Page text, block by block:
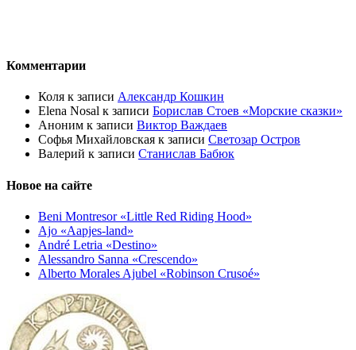
Комментарии
Коля к записи Александр Кошкин
Elena Nosal к записи Борислав Стоев «Морские сказки»
Аноним к записи Виктор Важдаев
Софья Михайловская к записи Светозар Остров
Валерий к записи Станислав Бабюк
Новое на сайте
Beni Montresor «Little Red Riding Hood»
Ajo «Aapjes-land»
André Letria «Destino»
Alessandro Sanna «Crescendo»
Alberto Morales Ajubel «Robinson Crusoé»